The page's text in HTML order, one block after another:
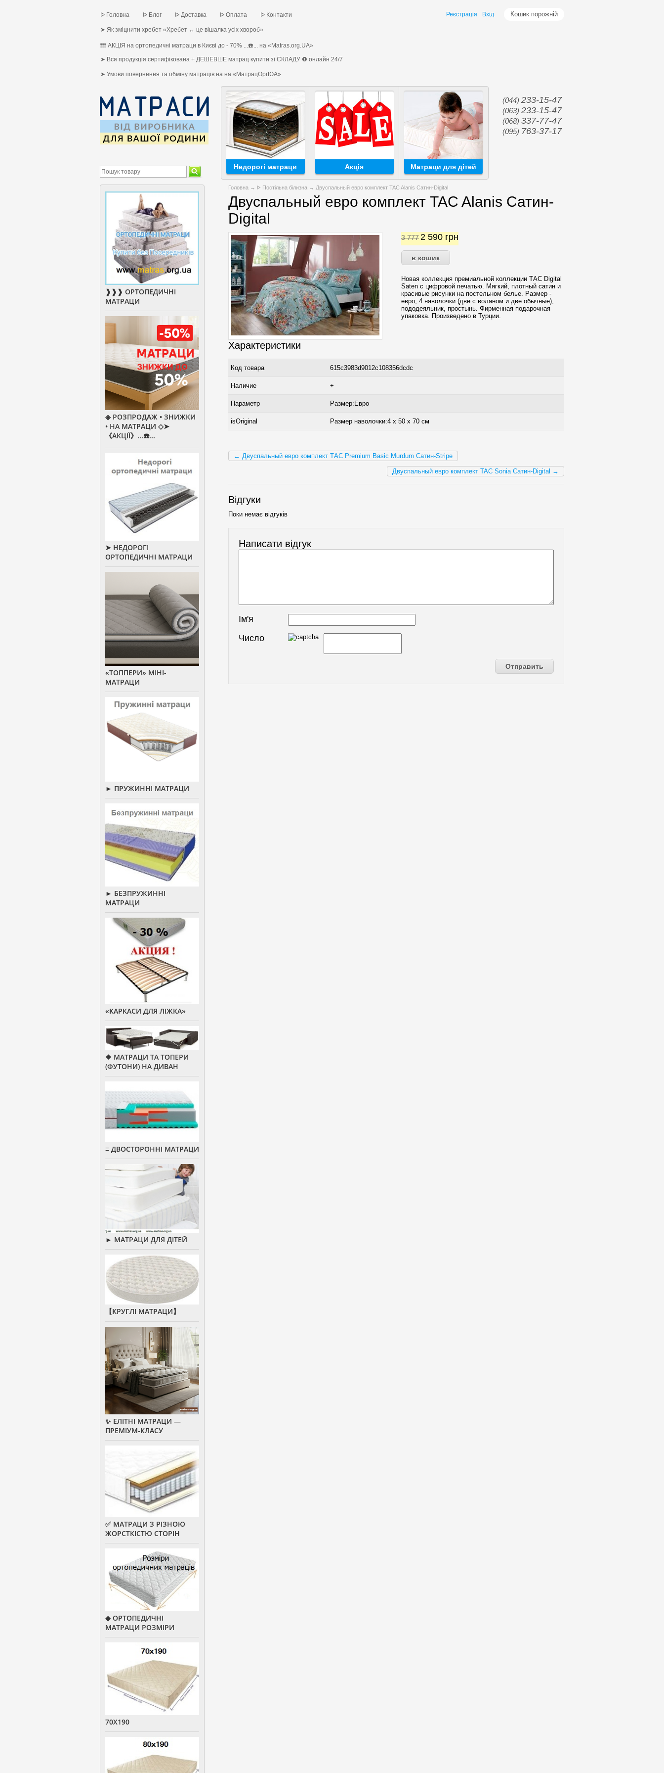
ᐅ Головна ᐅ Блог ᐅ Доставка ᐅ Оплата ᐅ Контакти
➤ Як зміцнити хребет «Хребет ↔ це вішалка усіх хвороб»
❗❗❗ АКЦІЯ на ортопедичні матраци в Києві до - 70% ...☎️... на «Matras.org.UA»
➤ Вся продукція сертифікована + ДЕШЕВШЕ матрац купити зі СКЛАДУ ❶ онлайн 24/7
➤ Умови повернення та обміну матраців на на «МатрацОргЮА»
Кошик порожній
Реєстрація Вхід
(044) 233-15-47
(063) 233-15-47
(068) 337-77-47
(095) 763-37-17
Недорогі матраци Акція Матраци для дітей
Головна → ᐈ Постільна білизна → Двуспальный евро комплект TAC Alanis Сатин-Digital
Двуспальный евро комплект TAC Alanis Сатин-
Digital
3 7772 590 грн
Новая коллекция премиальной коллекции ТАС Digital
Saten с цифровой печатью. Мягкий, плотный сатин и
красивые рисунки на постельном белье. Размер -
евро, 4 наволочки (две с воланом и две обычные),
пододеяльник, простынь. Фирменная подарочная
упаковка. Произведено в Турции.
Характеристики
Код товара 615c3983d9012c108356dcdc
Наличие +
Параметр Размер:Евро
isOriginal Размер наволочки:4 x 50 х 70 см
← Двуспальный евро комплект ТАС Premium Basic Murdum Сатин-Stripe
Двуспальный евро комплект TAC Sonia Сатин-Digital →
Відгуки
Поки немає відгуків
Написати відгук
Ім'я
Число
❱❱❱ ОРТОПЕДИЧНІ
МАТРАЦИ
◈ РОЗПРОДАЖ • ЗНИЖКИ
• НА МАТРАЦИ ◇➤
《АКЦІЇ》...☎️...
➤ НЕДОРОГІ
ОРТОПЕДИЧНІ МАТРАЦИ
«ТОППЕРИ» МІНІ-
МАТРАЦИ
► ПРУЖИННІ МАТРАЦИ
► БЕЗПРУЖИННІ
МАТРАЦИ
«КАРКАСИ ДЛЯ ЛІЖКА»
❖ МАТРАЦИ ТА ТОПЕРИ
(ФУТОНИ) НА ДИВАН
≡ ДВОСТОРОННІ МАТРАЦИ
► МАТРАЦИ ДЛЯ ДІТЕЙ
【КРУГЛІ МАТРАЦИ】
✨ ЕЛІТНІ МАТРАЦИ —
ПРЕМІУМ-КЛАСУ
✅ МАТРАЦИ З РІЗНОЮ
ЖОРСТКІСТЮ СТОРІН
◆ ОРТОПЕДИЧНІ
МАТРАЦИ РОЗМІРИ
70Х190